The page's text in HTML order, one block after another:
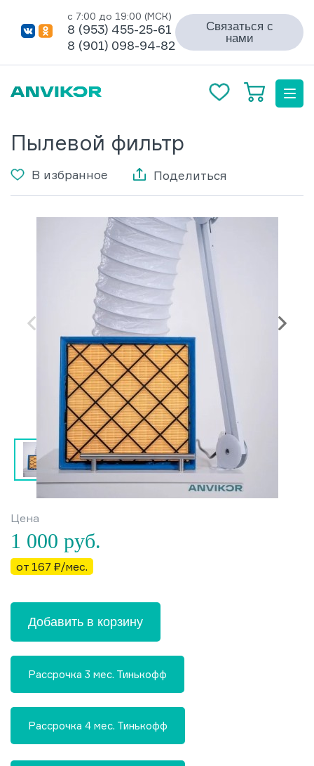
с 7:00 до 19:00 (МСК)
8 (953) 455-25-61
8 (901) 098-94-82
Связаться с
нами
Пылевой фильтр
В избранное Поделиться
Цена
1 000 руб.
от 167 ₽/мес.
Добавить в корзину
Рассрочка 3 мес. Тинькофф
Рассрочка 4 мес. Тинькофф